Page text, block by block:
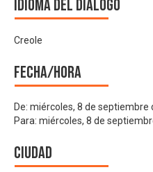
Idioma del Diálogo
Creole
Fecha/hora
De: miércoles, 8 de septiembre
Para: miércoles, 8 de
Ciudad